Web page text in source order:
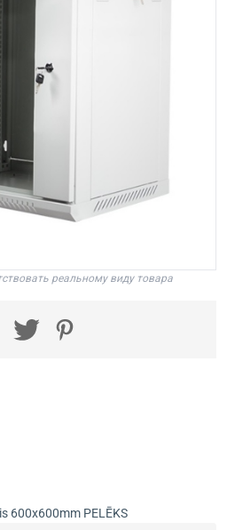
реальному виду товара
600x600mm PELĒKS